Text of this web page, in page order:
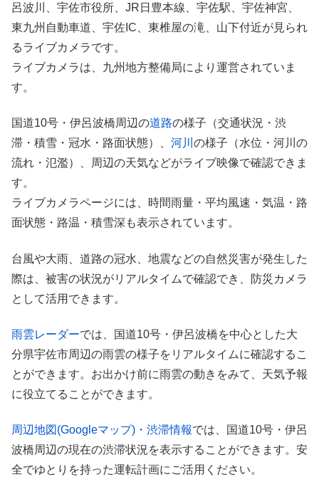
呂波川、宇佐市役所、JR日豊本線、宇佐駅、宇佐神宮、
東九州自動車道、宇佐IC、東椎屋の滝、山下付近が見られ
るライブカメラです。
ライブカメラは、九州地方整備局により運営されていま
す。
国道10号・伊呂波橋周辺の道路の様子（交通状況・渋
滞・積雪・冠水・路面状態）、 河川 の様子（水位・河川の
流れ・氾濫）、周辺の天気などがライブ映像で確認できま
す。
ライブカメラページには、時間雨量・平均風速・気温・路
面状態・路温・積雪深も表示されています。
台風や大雨、道路の冠水、地震などの自然災害が発生した
際は、被害の状況がリアルタイムで確認でき、防災カメラ
として活用できます。
雨雲レーダーでは、国道10号・伊呂波橋を中心とした大
分県宇佐市周辺の雨雲の様子をリアルタイムに確認するこ
とができます。お出かけ前に雨雲の動きをみて、天気予報
に役立てることができます。
周辺地図(Googleマップ)・渋滞情報では、国道10号・伊呂
波橋周辺の現在の渋滞状況を表示することができます。安
全でゆとりを持った運転計画にご活用ください。